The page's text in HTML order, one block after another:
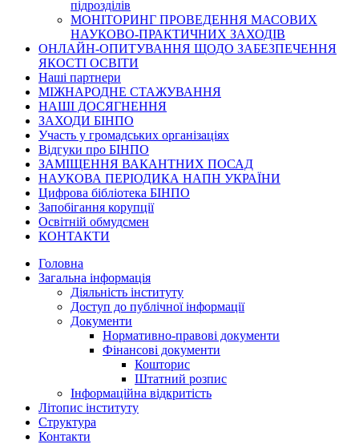
підрозділів
МОНІТОРИНГ ПРОВЕДЕННЯ МАСОВИХ
НАУКОВО-ПРАКТИЧНИХ ЗАХОДІВ
ОНЛАЙН-ОПИТУВАННЯ ЩОДО ЗАБЕЗПЕЧЕННЯ
ЯКОСТІ ОСВІТИ
Наші партнери
МІЖНАРОДНЕ СТАЖУВАННЯ
НАШІ ДОСЯГНЕННЯ
ЗАХОДИ БІНПО
Участь у громадських організаціях
Відгуки про БІНПО
ЗАМІЩЕННЯ ВАКАНТНИХ ПОСАД
НАУКОВА ПЕРІОДИКА НАПН УКРАЇНИ
Цифрова бібліотека БІНПО
Запобігання корупції
Освітній обмудсмен
КОНТАКТИ
Головна
Загальна інформація
Діяльність інституту
Доступ до публічної інформації
Документи
Нормативно-правові документи
Фінансові документи
Кошторис
Штатний розпис
Інформаційна відкритість
Літопис інституту
Структура
Контакти